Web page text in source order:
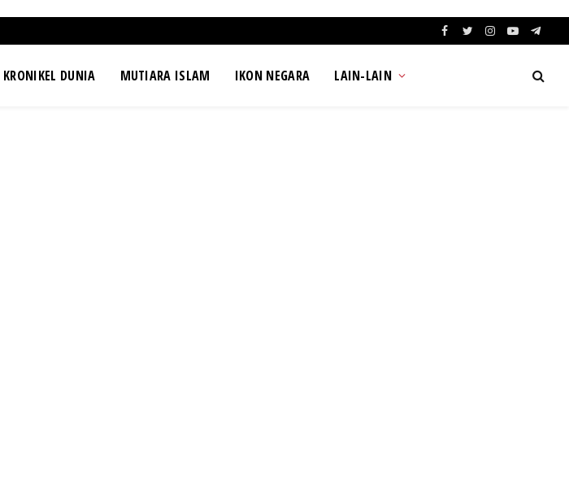
Facebook
TwitterInstagram
YouTube
KRONIKEL DUNIA MUTIARA ISLAM IKON NEGARA LAIN-LAIN